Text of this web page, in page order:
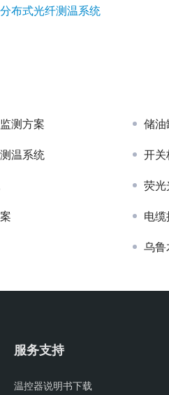
布式光纤测温系统
测方案 储油
温系统 开关
荧光
电
乌鲁
服务支持
温控器说明书下载